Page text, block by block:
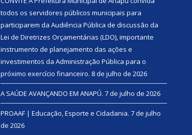
todos os servidores públicos municipais para
participarem da Audiência Pública de discussão da
Lei de Diretrizes Orçamentárias (LDO), importante
instrumento de planejamento das ações e
investimentos da Administração Pública para o
próximo exercício financeiro. 8 de julho de 2026
A SAÚDE AVANÇANDO EM ANAPÚ. 7 de julho de 2026
PROAAF | Educação, Esporte e Cidadania. 7 de julho
de 2026